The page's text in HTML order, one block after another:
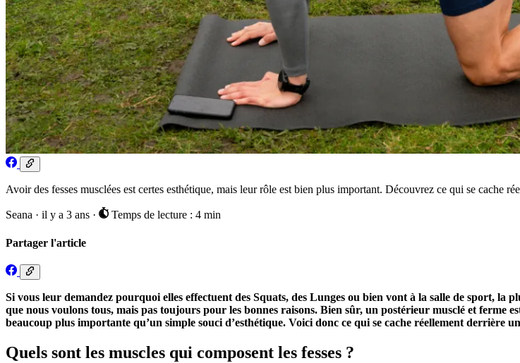
Avoir des fesses musclées est certes esthétique, mais leur rôle est bien plus important. Découvrez ce qui se cache
Seana · il y a 3 ans · Temps de lecture : 4 min
Partager l'article
Si vous leur demandez pourquoi elles effectuent des Squats, des Lunges ou bien vont à la salle de sport, la
que nous voulons tous, mais pas toujours pour les bonnes raisons. Bien sûr, un postérieur musclé et ferme
beaucoup plus importante qu’un simple souci d’esthétique. Voici donc ce qui se cache réellement derrière
Quels sont les muscles qui composent les fesses ?